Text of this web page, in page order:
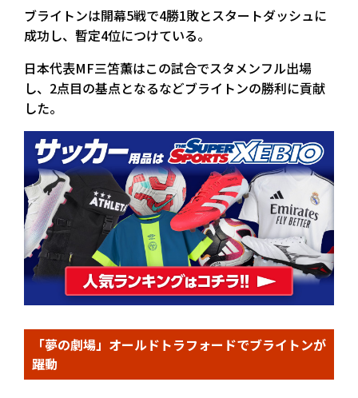
ブライトンは開幕5戦で4勝1敗とスタートダッシュに
成功し、暫定4位につけている。
日本代表MF三笘薫はこの試合でスタメンフル出場
し、2点目の基点となるなどブライトンの勝利に貢献
した。
「夢の劇場」オールドトラフォードでブライトンが
躍動